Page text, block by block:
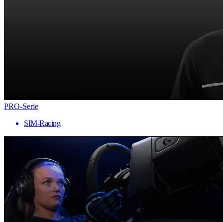
PRO-Serie
SIM-Racing